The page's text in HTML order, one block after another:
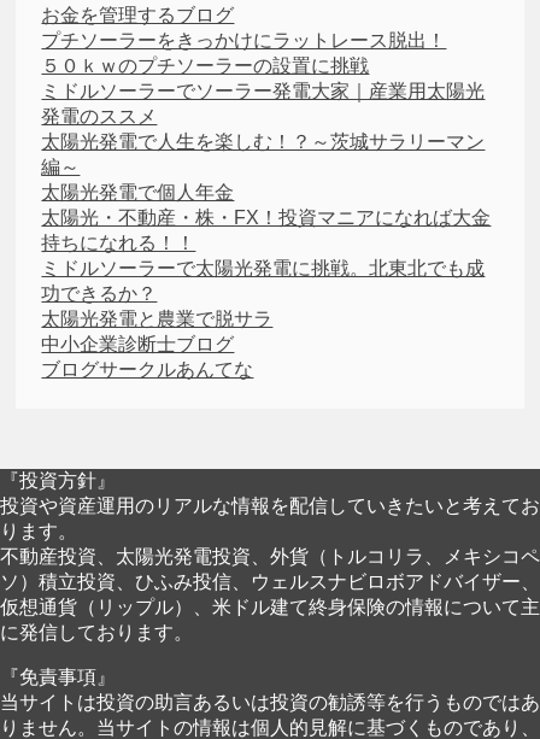
お金を管理するブログ
プチソーラーをきっかけにラットレース脱出！
５０ｋｗのプチソーラーの設置に挑戦
ミドルソーラーでソーラー発電大家｜産業用太陽光
発電のススメ
太陽光発電で人生を楽しむ！？～茨城サラリーマン
編～
太陽光発電で個人年金
太陽光・不動産・株・FX！投資マニアになれば大金
持ちになれる！！
ミドルソーラーで太陽光発電に挑戦。北東北でも成
功できるか？
太陽光発電と農業で脱サラ
中小企業診断士ブログ
ブログサークルあんてな
『投資方針』
投資や資産運用のリアルな情報を配信していきたいと考えてお
ります。
不動産投資、太陽光発電投資、外貨（トルコリラ、メキシコペ
ソ）積立投資、ひふみ投信、ウェルスナビロボアドバイザー、
仮想通貨（リップル）、米ドル建て終身保険の情報について主
に発信しております。
『免責事項』
当サイトは投資の助言あるいは投資の勧誘等を行うものではあ
りません。当サイトの情報は個人的見解に基づくものであり、